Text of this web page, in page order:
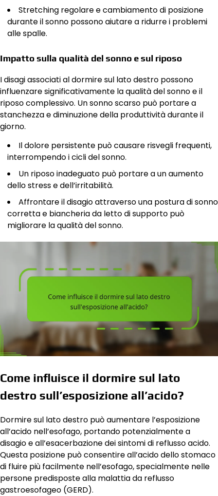
Stretching regolare e cambiamento di posizione
durante il sonno possono aiutare a ridurre i problemi
alle spalle.
Impatto sulla qualità del sonno e sul riposo
I disagi associati al dormire sul lato destro possono
influenzare significativamente la qualità del sonno e il
riposo complessivo. Un sonno scarso può portare a
stanchezza e diminuzione della produttività durante il
giorno.
Il dolore persistente può causare risvegli frequenti,
interrompendo i cicli del sonno.
Un riposo inadeguato può portare a un aumento
dello stress e dell’irritabilità.
Affrontare il disagio attraverso una postura di sonno
corretta e biancheria da letto di supporto può
migliorare la qualità del sonno.
Come influisce il dormire sul lato
destro sull’esposizione all’acido?
Dormire sul lato destro può aumentare l’esposizione
all’acido nell’esofago, portando potenzialmente a
disagio e all’esacerbazione dei sintomi di reflusso acido.
Questa posizione può consentire all’acido dello stomaco
di fluire più facilmente nell’esofago, specialmente nelle
persone predisposte alla malattia da reflusso
gastroesofageo (GERD).